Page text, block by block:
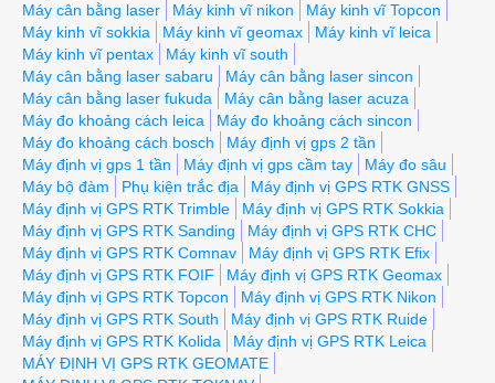
Máy cân bằng laser
Máy kinh vĩ nikon
Máy kinh vĩ Topcon
Máy kinh vĩ sokkia
Máy kinh vĩ geomax
Máy kinh vĩ leica
Máy kinh vĩ pentax
Máy kinh vĩ south
Máy cân bằng laser sabaru
Máy cân bằng laser sincon
Máy cân bằng laser fukuda
Máy cân bằng laser acuza
Máy đo khoảng cách leica
Máy đo khoảng cách sincon
Máy đo khoảng cách bosch
Máy định vị gps 2 tần
Máy định vị gps 1 tần
Máy định vị gps cầm tay
Máy đo sâu
Máy bộ đàm
Phụ kiện trắc địa
Máy định vị GPS RTK GNSS
Máy định vị GPS RTK Trimble
Máy định vị GPS RTK Sokkia
Máy định vị GPS RTK Sanding
Máy định vị GPS RTK CHC
Máy định vị GPS RTK Comnav
Máy định vị GPS RTK Efix
Máy định vị GPS RTK FOIF
Máy định vị GPS RTK Geomax
Máy định vị GPS RTK Topcon
Máy định vị GPS RTK Nikon
Máy định vị GPS RTK South
Máy định vị GPS RTK Ruide
Máy định vị GPS RTK Kolida
Máy định vị GPS RTK Leica
MÁY ĐỊNH VỊ GPS RTK GEOMATE